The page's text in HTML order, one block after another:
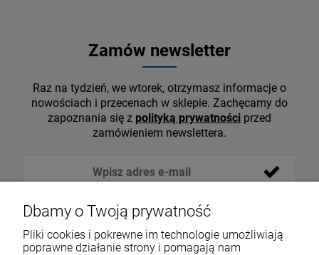
Zamów newsletter
Raz na tydzień, we wtorek, otrzymasz informacje o
nowościach i przecenach w sklepie. Zachęcamy do
zapoznania się z polityką prywatności przed
zamówieniem newslettera.
Dbamy o Twoją prywatność
Pliki cookies i pokrewne im technologie umożliwiają
poprawne działanie strony i pomagają nam